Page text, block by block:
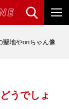
聖地やonちゃん像
うでしょ